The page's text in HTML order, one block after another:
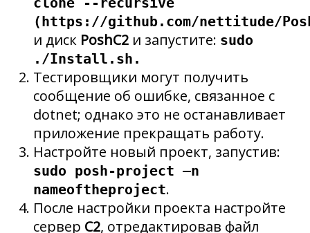
(https://github.com/nettitude/
и диск PoshC2 и запустите: sudo
./Install.sh.
Тестировщики могут получить
сообщение об ошибке, связанное с
dotnet; однако это не останавливает
приложение прекращать работу.
Настройте новый проект, запустив:
sudo posh-project –n
nameoftheproject.
После настройки проекта настройте
сервер C2, отредактировав файл